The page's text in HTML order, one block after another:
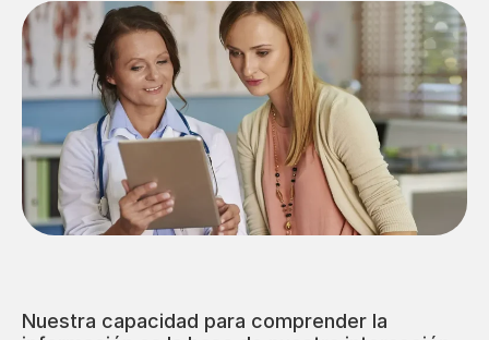
Nuestra capacidad para comprender la